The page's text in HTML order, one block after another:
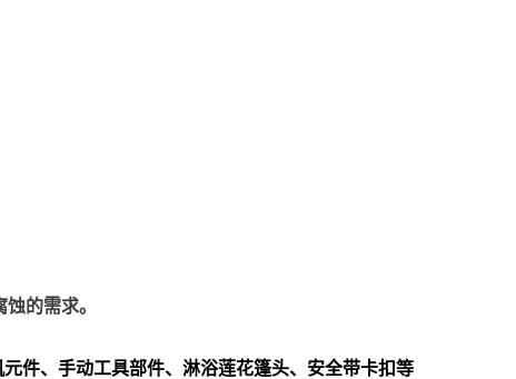
的需求。
件、手动工具部件、淋浴莲花篷头、安全带卡扣等